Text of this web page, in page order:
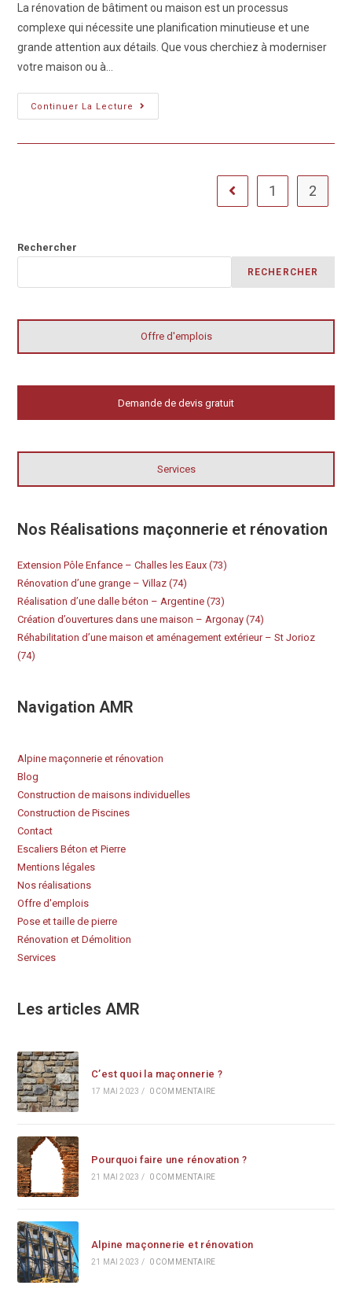
La rénovation de bâtiment ou maison est un processus
complexe qui nécessite une planification minutieuse et une
grande attention aux détails. Que vous cherchiez à moderniser
votre maison ou à…
Continuer La Lecture
1 2
Rechercher
RECHERCHER
Offre d'emplois
Demande de devis gratuit
Services
Nos Réalisations maçonnerie et rénovation
Extension Pôle Enfance – Challes les Eaux (73)
Rénovation d’une grange – Villaz (74)
Réalisation d’une dalle béton – Argentine (73)
Création d’ouvertures dans une maison – Argonay (74)
Réhabilitation d’une maison et aménagement extérieur – St Jorioz
(74)
Navigation AMR
Alpine maçonnerie et rénovation
Blog
Construction de maisons individuelles
Construction de Piscines
Contact
Escaliers Béton et Pierre
Mentions légales
Nos réalisations
Offre d'emplois
Pose et taille de pierre
Rénovation et Démolition
Services
Les articles AMR
C’est quoi la maçonnerie ?
17 MAI 2023 / 0 COMMENTAIRE
Pourquoi faire une rénovation ?
21 MAI 2023 / 0 COMMENTAIRE
Alpine maçonnerie et rénovation
21 MAI 2023 / 0 COMMENTAIRE